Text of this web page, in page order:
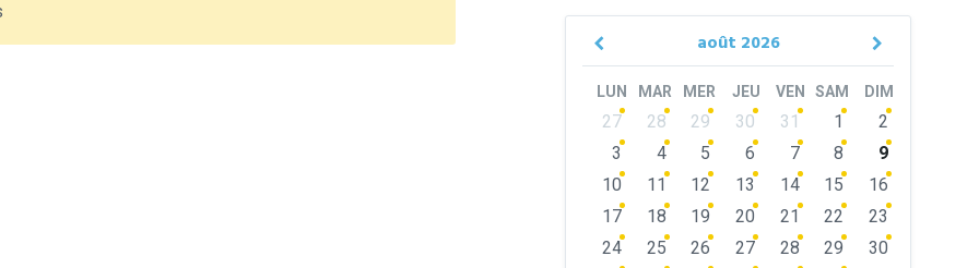
août 2026
Previous
Next
LUN MAR MER JEU VEN SAM DIM
Skip
calendar
days
27 28 29 30 31 1
2
3
4 5 6 7 8
9
10
11 12 13 14 15
16
17
18 19 20 21 22
23
24
25 26 27 28 29
30